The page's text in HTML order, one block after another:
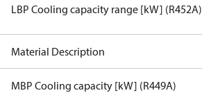
LBP Cooling capacity range [kW] (R452A)
Material Description
MBP Cooling capacity [kW] (R449A)